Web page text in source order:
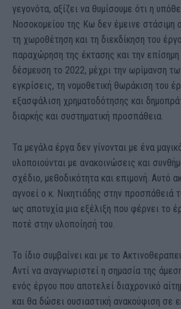
γεγονότα, αξίζει να θυμίσουμε ότι η
Νοσοκομείου της Κω δεν έμεινε στάσιμη
τη χωροθέτηση και τη διεκδίκηση του
παραχώρηση της έκτασης και την επίσημη
δέσμευση το 2022, μέχρι την ωρίμανση
εγκρίσεις, τη νομοθετική θωράκιση του
εξασφάλιση χρηματοδότησης και
διαρκής και συστηματική προσπάθεια.
Τα μεγάλα έργα δεν γίνονται με ένα
υλοποιούνται με ανακοινώσεις και
σχέδιο, μεθοδικότητα και επιμονή. Αυτό
αγνοεί ο κ. Νικητιάδης στην προσπάθειά
ως αποτυχία μια εξέλιξη που φέρνει το
ποτέ στην υλοποίησή του.
Το ίδιο συμβαίνει και με το
Αντί να αναγνωριστεί η σημασία της
ενός έργου που αποτελεί διαχρονικό
και θα δώσει ουσιαστική ανακούφιση σε